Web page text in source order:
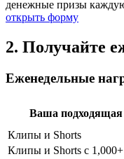
денежные призы
открыть форму
2. Получайте
Еженедельные
Ваша подходящая
Клипы и Shorts
Клипы и Shorts с 1,000+